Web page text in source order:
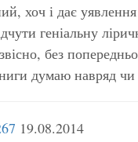
хоч і дає уявлення
геніальну
без
думаю навряд
19.08.2014